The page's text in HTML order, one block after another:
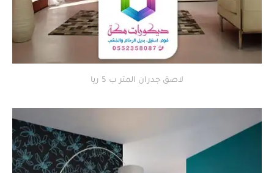
لاصق جدران المتر ب 5 ريا